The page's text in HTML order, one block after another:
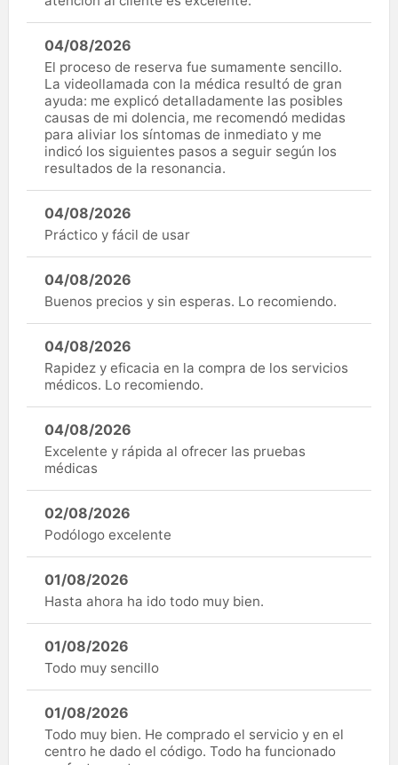
04/08/2026
El proceso de reserva fue sumamente sencillo.
La videollamada con la médica resultó de gran
ayuda: me explicó detalladamente las posibles
causas de mi dolencia, me recomendó medidas
para aliviar los síntomas de inmediato y me
indicó los siguientes pasos a seguir según los
resultados de la resonancia.
04/08/2026
Práctico y fácil de usar
04/08/2026
Buenos precios y sin esperas. Lo recomiendo.
04/08/2026
Rapidez y eficacia en la compra de los servicios
médicos. Lo recomiendo.
04/08/2026
Excelente y rápida al ofrecer las pruebas
médicas
02/08/2026
Podólogo excelente
01/08/2026
Hasta ahora ha ido todo muy bien.
01/08/2026
Todo muy sencillo
01/08/2026
Todo muy bien. He comprado el servicio y en el
centro he dado el código. Todo ha funcionado